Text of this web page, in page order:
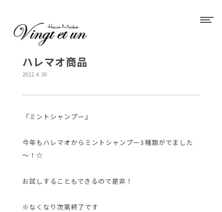
ハレマオ商品
2022.4.30
『ミントシャンプー』
今年もハレマオからミントシャンプー3種類がでました
～！☆
お試しすることもできるので是非！
※なくなり次第終了です